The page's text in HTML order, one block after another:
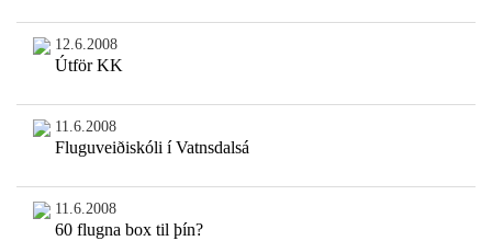
12.6.2008
Útför KK
11.6.2008
Fluguveiðiskóli í Vatnsdalsá
11.6.2008
60 flugna box til þín?